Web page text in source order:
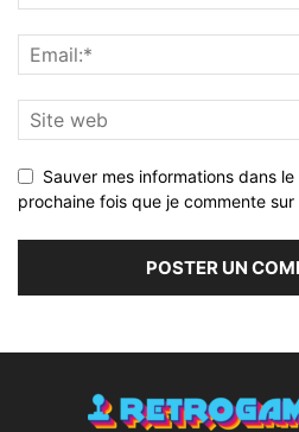
Sauver mes informations dans
prochaine fois que je commente sur